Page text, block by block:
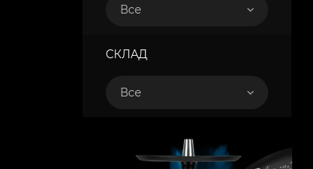
Все
СКЛАД
Все